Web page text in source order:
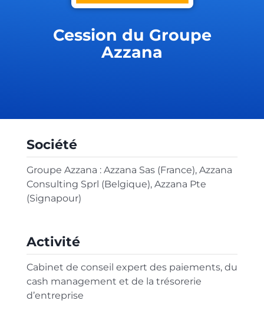
Cession du Groupe
Azzana
Société
Groupe Azzana : Azzana Sas (France), Azzana
Consulting Sprl (Belgique), Azzana Pte
(Signapour)
Activité
Cabinet de conseil expert des paiements, du
cash management et de la trésorerie
d’entreprise